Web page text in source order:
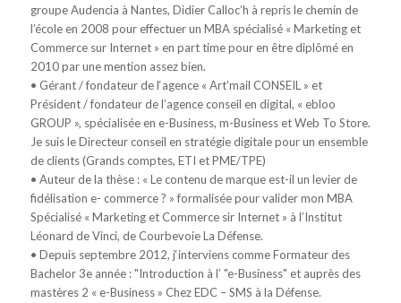
groupe Audencia à Nantes, Didier Calloc’h à repris le chemin de
l’école en 2008 pour effectuer un MBA spécialisé « Marketing et
Commerce sur Internet » en part time pour en être diplômé en
2010 par une mention assez bien.
• Gérant / fondateur de l‘agence « Art’mail CONSEIL » et
Président / fondateur de l’agence conseil en digital, « ebloo
GROUP », spécialisée en e-Business, m-Business et Web To Store.
Je suis le Directeur conseil en stratégie digitale pour un ensemble
de clients (Grands comptes, ETI et PME/TPE)
• Auteur de la thèse : « Le contenu de marque est-il un levier de
fidélisation e- commerce ? » formalisée pour valider mon MBA
Spécialisé « Marketing et Commerce sir Internet » à l’Institut
Léonard de Vinci, de Courbevoie La Défense.
• Depuis septembre 2012, j‘interviens comme Formateur des
Bachelor 3e année : "Introduction à l’ "e-Business" et auprès des
mastères 2 « e-Business » Chez EDC – SMS à la Défense.